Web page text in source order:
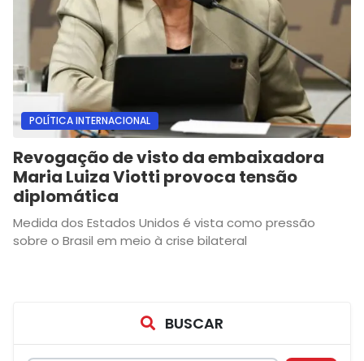
POLÍTICA INTERNACIONAL
Revogação de visto da embaixadora
Maria Luiza Viotti provoca tensão
diplomática
Medida dos Estados Unidos é vista como pressão
sobre o Brasil em meio à crise bilateral
BUSCAR